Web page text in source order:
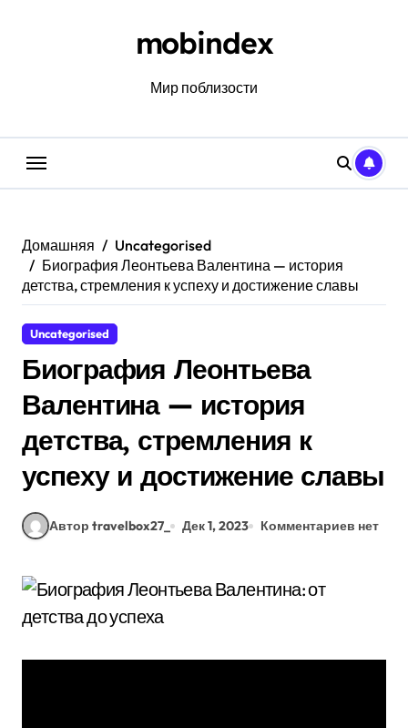
mobindex
Мир поблизости
Домашняя
Uncategorised
Биография Леонтьева Валентина — история
детства, стремления к успеху и достижение славы
Uncategorised
Биография Леонтьева
Валентина — история
детства, стремления к
успеху и достижение славы
Автор travelbox27_ Дек 1, 2023 Комментариев нет